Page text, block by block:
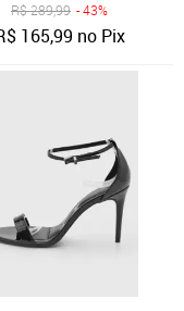
R$289,99 - 43%
165,99 no Pix